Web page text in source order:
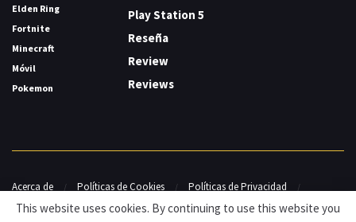
Elden Ring
Fortnite
Minecraft
Móvil
Pokemon
Play Station 5
Reseña
Review
Reviews
Acerca de Políticas de Cookies
Políticas de Privacidad
Contacto
This website uses cookies. By continuing to use this website you